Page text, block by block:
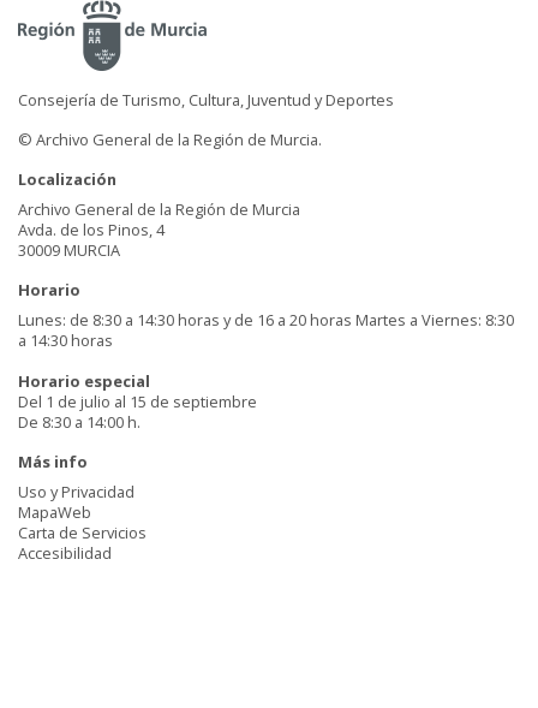
Consejería de Turismo, Cultura, Juventud y Deportes
© Archivo General de la Región de Murcia.
Localización
Archivo General de la Región de Murcia
Avda. de los Pinos, 4
30009 MURCIA
Horario
Lunes: de 8:30 a 14:30 horas y de 16 a 20 horas Martes a Viernes: 8:30
a 14:30 horas
Horario especial
Del 1 de julio al 15 de septiembre
De 8:30 a 14:00 h.
Más info
Uso y Privacidad
MapaWeb
Carta de Servicios
Accesibilidad